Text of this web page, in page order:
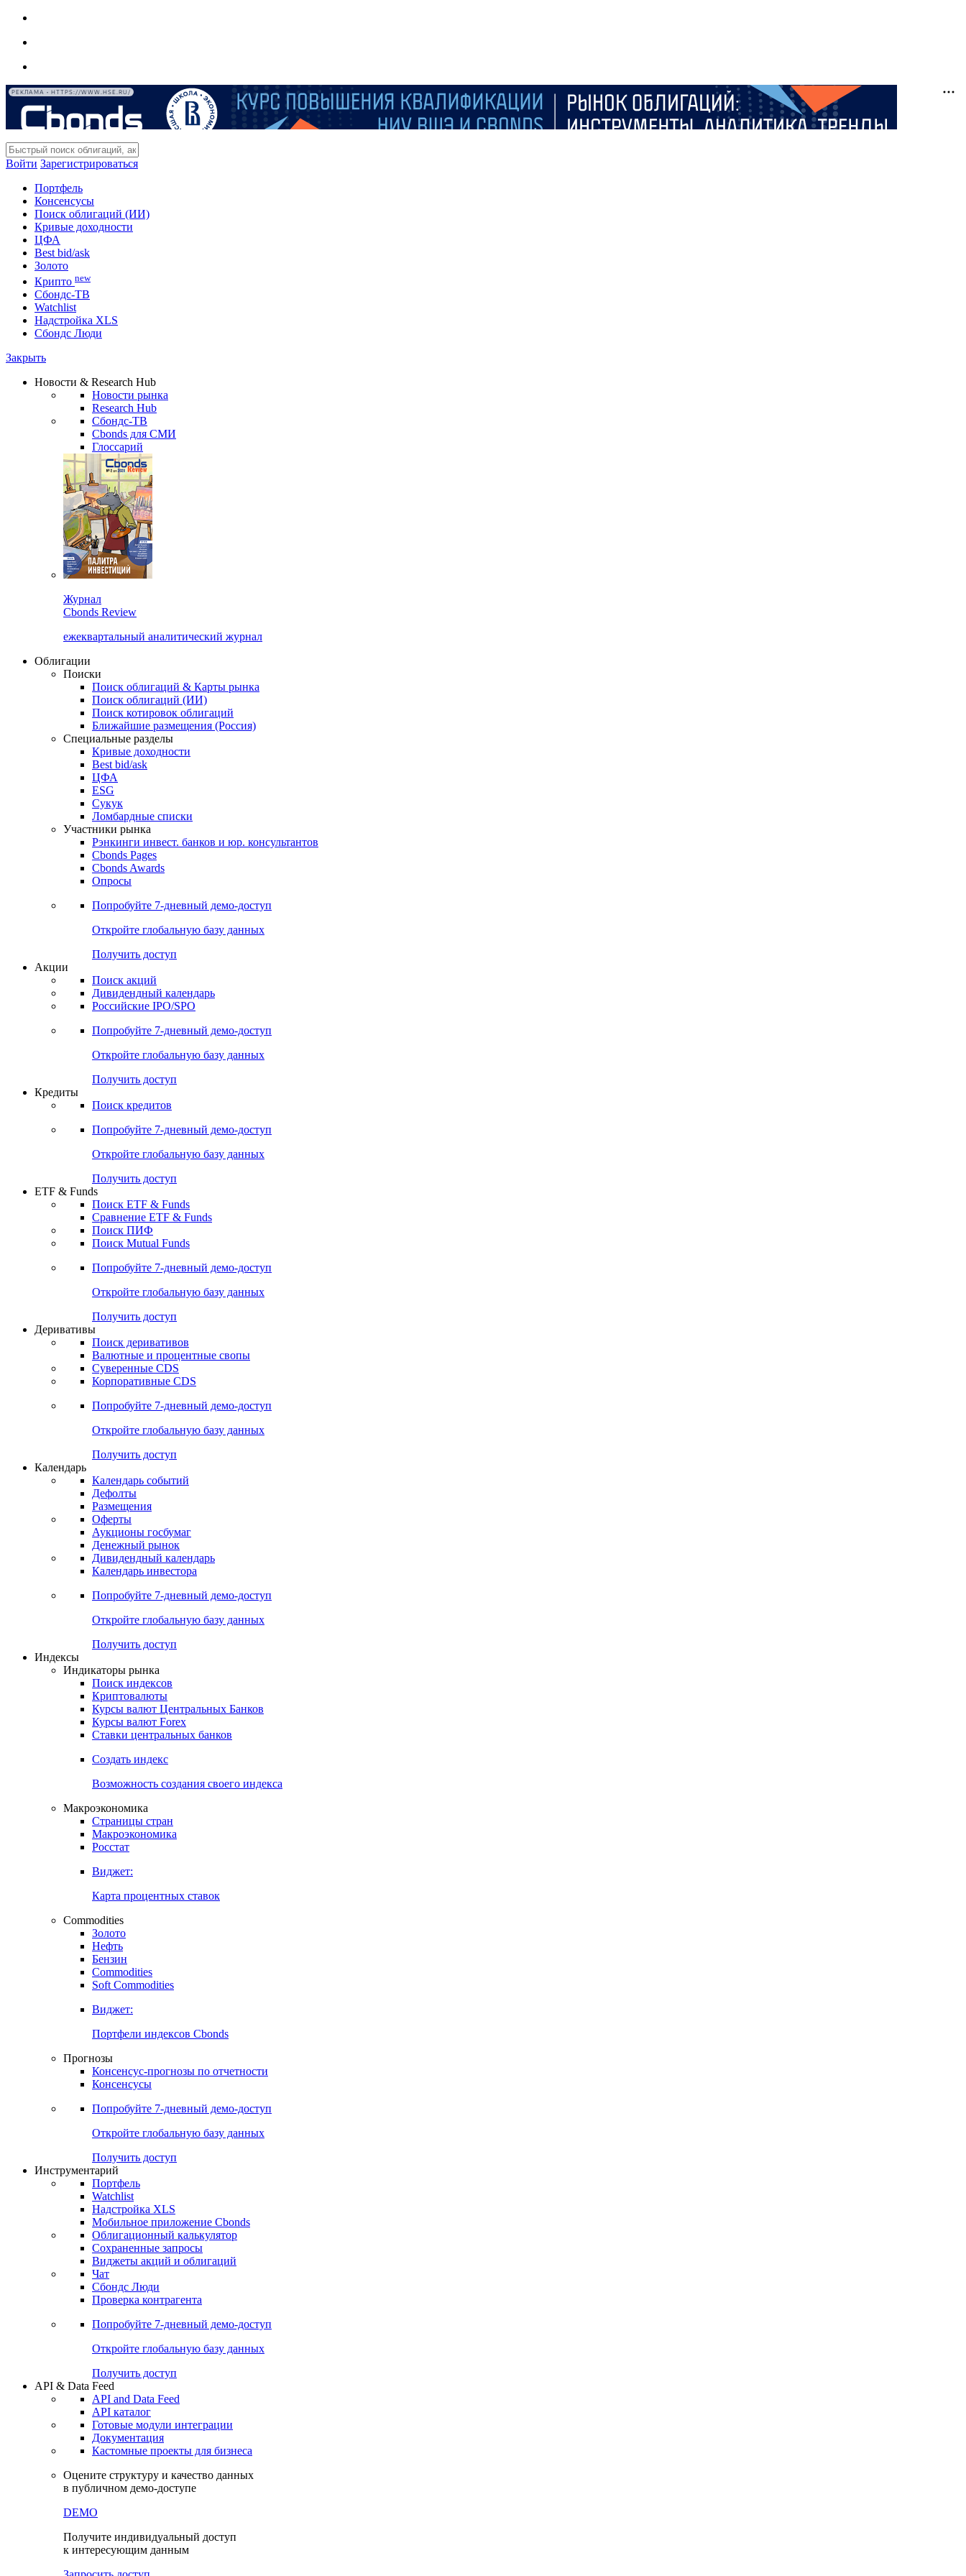
РЕКЛАМА • HTTPS://WWW.HSE.RU/
Войти Зарегистрироваться
Портфель
Консенсусы
Поиск облигаций (ИИ)
Кривые доходности
ЦФА
Best bid/ask
Золото
Крипто new
Сбондс-ТВ
Watchlist
Надстройка XLS
Сбондс Люди
Закрыть
Новости & Research Hub
Новости рынка
Research Hub
Сбондс-ТВ
Cbonds для СМИ
Глоссарий
Журнал
Cbonds Review
ежеквартальный аналитический журнал
Облигации
Поиски
Поиск облигаций & Карты рынка
Поиск облигаций (ИИ)
Поиск котировок облигаций
Ближайшие размещения (Россия)
Специальные разделы
Кривые доходности
Best bid/ask
ЦФА
ESG
Сукук
Ломбардные списки
Участники рынка
Рэнкинги инвест. банков и юр. консультантов
Cbonds Pages
Cbonds Awards
Опросы
Попробуйте 7-дневный демо-доступ
Откройте глобальную базу данных
Получить доступ
Акции
Поиск акций
Дивидендный календарь
Российские IPO/SPO
Попробуйте 7-дневный демо-доступ
Откройте глобальную базу данных
Получить доступ
Кредиты
Поиск кредитов
Попробуйте 7-дневный демо-доступ
Откройте глобальную базу данных
Получить доступ
ETF & Funds
Поиск ETF & Funds
Сравнение ETF & Funds
Поиск ПИФ
Поиск Mutual Funds
Попробуйте 7-дневный демо-доступ
Откройте глобальную базу данных
Получить доступ
Деривативы
Поиск деривативов
Валютные и процентные свопы
Суверенные CDS
Корпоративные CDS
Попробуйте 7-дневный демо-доступ
Откройте глобальную базу данных
Получить доступ
Календарь
Календарь событий
Дефолты
Размещения
Оферты
Аукционы госбумаг
Денежный рынок
Дивидендный календарь
Календарь инвестора
Попробуйте 7-дневный демо-доступ
Откройте глобальную базу данных
Получить доступ
Индексы
Индикаторы рынка
Поиск индексов
Криптовалюты
Курсы валют Центральных Банков
Курсы валют Forex
Ставки центральных банков
Создать индекс
Возможность создания своего индекса
Макроэкономика
Страницы стран
Макроэкономика
Росстат
Виджет:
Карта процентных ставок
Commodities
Золото
Нефть
Бензин
Commodities
Soft Commodities
Виджет:
Портфели индексов Cbonds
Прогнозы
Консенсус-прогнозы по отчетности
Консенсусы
Попробуйте 7-дневный демо-доступ
Откройте глобальную базу данных
Получить доступ
Инструментарий
Портфель
Watchlist
Надстройка XLS
Мобильное приложение Cbonds
Облигационный калькулятор
Сохраненные запросы
Виджеты акций и облигаций
Чат
Сбондс Люди
Проверка контрагента
Попробуйте 7-дневный демо-доступ
Откройте глобальную базу данных
Получить доступ
API & Data Feed
API and Data Feed
API каталог
Готовые модули интеграции
Документация
Кастомные проекты для бизнеса
Оцените структуру и качество данных
в публичном демо-доступе
DEMO
Получите индивидуальный доступ
к интересующим данным